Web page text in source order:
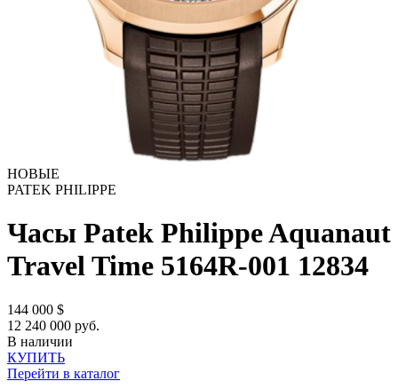
НОВЫЕ
PATEK PHILIPPE
Часы Patek Philippe Aquanaut
Travel Time 5164R-001 12834
144 000 $
12 240 000 руб.
В наличии
КУПИТЬ
Перейти в каталог